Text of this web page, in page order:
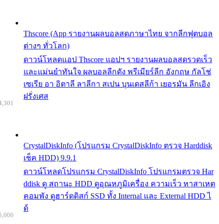
Thscore (App รายงานผลบอลสดภาษาไทย จากลีกฟุตบอล
ต่างๆ ทั่วโลก)
ดาวน์โหลดแอป Thscore แอปฯ รายงานผลบอลสดรวดเร็ว
และแม่นยำทันใจ ผลบอลลีกดัง พรีเมียร์ลีก อังกฤษ กัลโช่
เซเรีย อา อิตาลี ลาลีกา สเปน บุนเดสลีก้า เยอรมัน ลีกเอิง
ฝรั่งเศส
CrystalDiskInfo (โปรแกรม CrystalDiskInfo ตรวจ Harddisk
เช็ค HDD) 9.9.1
ดาวน์โหลดโปรแกรม CrystalDiskInfo โปรแกรมตรวจ Har
ddisk ดู สถานะ HDD ดูอุณหภูมิเครื่อง ความเร็ว หาสาเหต
คอมพัง ดูฮาร์ดดิสก์ SSD ทั้ง Internal และ External HDD ไ
ด้